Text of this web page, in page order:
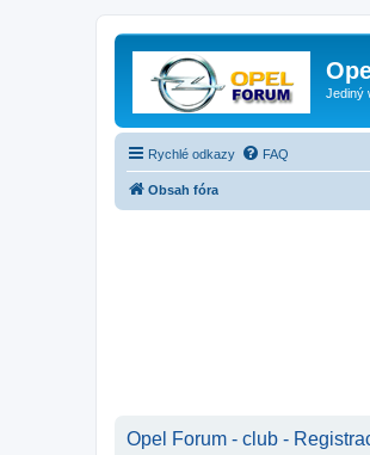
Jediný
Rychlé odkazy FAQ
Obsah fóra
Opel Forum - club -